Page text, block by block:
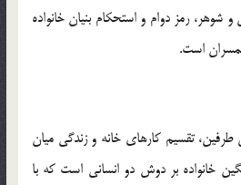
شوهر، رمز دوام و استحکام بنيان خانواده
است.
طرفين، تقسيم کارهاي خانه و زندگي ميان
خانواده بر دوش دو انساني است که با